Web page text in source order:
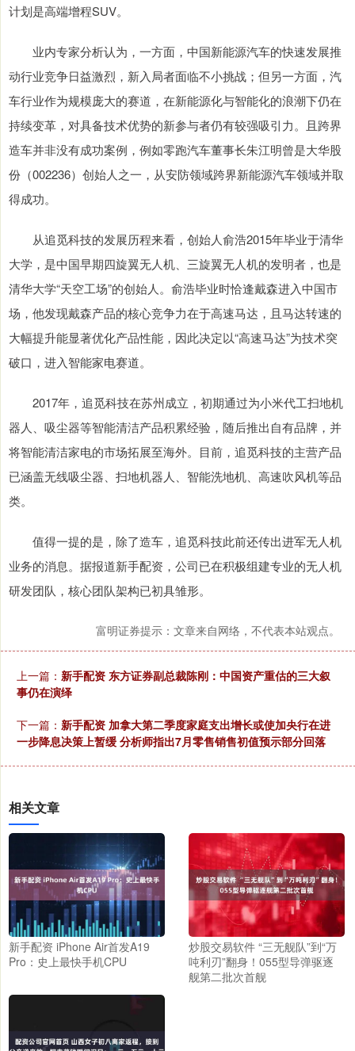
计划是高端增程SUV。
业内专家分析认为，一方面，中国新能源汽车的快速发展推
动行业竞争日益激烈，新入局者面临不小挑战；但另一方面，汽
车行业作为规模庞大的赛道，在新能源化与智能化的浪潮下仍在
持续变革，对具备技术优势的新参与者仍有较强吸引力。且跨界
造车并非没有成功案例，例如零跑汽车董事长朱江明曾是大华股
份（002236）创始人之一，从安防领域跨界新能源汽车领域并取
得成功。
从追觅科技的发展历程来看，创始人俞浩2015年毕业于清华
大学，是中国早期四旋翼无人机、三旋翼无人机的发明者，也是
清华大学“天空工场”的创始人。俞浩毕业时恰逢戴森进入中国市
场，他发现戴森产品的核心竞争力在于高速马达，且马达转速的
大幅提升能显著优化产品性能，因此决定以“高速马达”为技术突
破口，进入智能家电赛道。
2017年，追觅科技在苏州成立，初期通过为小米代工扫地机
器人、吸尘器等智能清洁产品积累经验，随后推出自有品牌，并
将智能清洁家电的市场拓展至海外。目前，追觅科技的主营产品
已涵盖无线吸尘器、扫地机器人、智能洗地机、高速吹风机等品
类。
值得一提的是，除了造车，追觅科技此前还传出进军无人机
业务的消息。据报道新手配资，公司已在积极组建专业的无人机
研发团队，核心团队架构已初具雏形。
富明证券提示：文章来自网络，不代表本站观点。
上一篇： 新手配资 东方证券副总裁陈刚：中国资产重估的三大叙
事仍在演绎
下一篇： 新手配资 加拿大第二季度家庭支出增长或使加央行在进
一步降息决策上暂缓 分析师指出7月零售销售初值预示部分回落
相关文章
新手配资 iPhone Air首发A19
Pro：史上最快手机CPU
炒股交易软件 “三无舰队”到“万
吨利刃”翻身！055型导弹驱逐
舰第二批次首舰